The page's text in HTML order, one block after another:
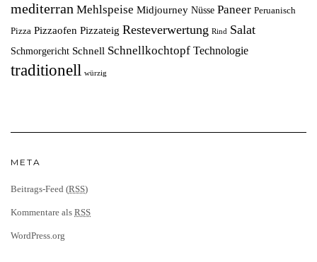
mediterran Mehlspeise Midjourney Nüsse Paneer Peruanisch
Pizza Pizzaofen Pizzateig Resteverwertung Rind Salat
Schmorgericht Schnell Schnellkochtopf Technologie
traditionell würzig
META
Beitrags-Feed (RSS)
Kommentare als RSS
WordPress.org